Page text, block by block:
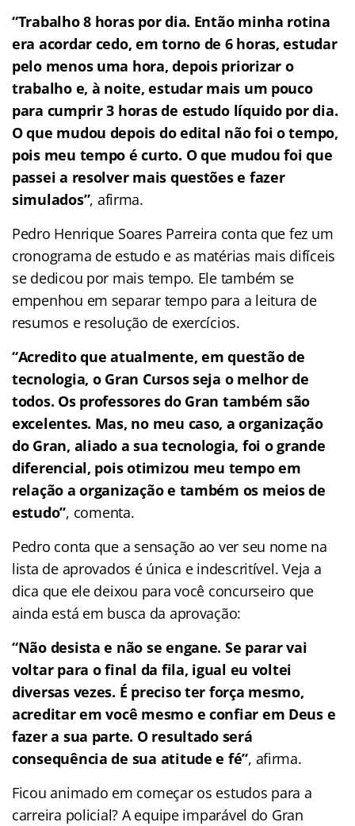
“Trabalho 8 horas por dia. Então minha rotina
era acordar cedo, em torno de 6 horas, estudar
pelo menos uma hora, depois priorizar o
trabalho e, à noite, estudar mais um pouco
para cumprir 3 horas de estudo líquido por dia.
O que mudou depois do edital não foi o tempo,
pois meu tempo é curto. O que mudou foi que
passei a resolver mais questões e fazer
simulados”, afirma.
Pedro Henrique Soares Parreira conta que fez um
cronograma de estudo e as matérias mais difíceis
se dedicou por mais tempo. Ele também se
empenhou em separar tempo para a leitura de
resumos e resolução de exercícios.
“Acredito que atualmente, em questão de
tecnologia, o Gran Cursos seja o melhor de
todos. Os professores do Gran também são
excelentes. Mas, no meu caso, a organização
do Gran, aliado a sua tecnologia, foi o grande
diferencial, pois otimizou meu tempo em
relação a organização e também os meios de
estudo”, comenta.
Pedro conta que a sensação ao ver seu nome na
lista de aprovados é única e indescritível. Veja a
dica que ele deixou para você concurseiro que
ainda está em busca da aprovação:
“Não desista e não se engane. Se parar vai
voltar para o final da fila, igual eu voltei
diversas vezes. É preciso ter força mesmo,
acreditar em você mesmo e confiar em Deus e
fazer a sua parte. O resultado será
consequência de sua atitude e fé”, afirma.
Ficou animado em começar os estudos para a
carreira policial? A equipe imparável do Gran